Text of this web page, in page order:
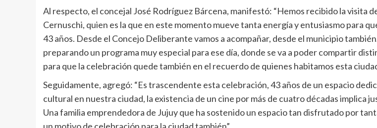
Al respecto, el concejal José Rodríguez Bárcena, manifestó: “Hemos recibido la visita
Cernuschi, quien es la que en este momento mueve tanta energía y entusiasmo para
43 años. Desde el Concejo Deliberante vamos a acompañar, desde el municipio
preparando un programa muy especial para ese día, donde se va a poder compartir
para que la celebración quede también en el recuerdo de quienes habitamos esta
Seguidamente, agregó: “Es trascendente esta celebración, 43 años de un espacio
cultural en nuestra ciudad, la existencia de un cine por más de cuatro décadas implica
Una familia emprendedora de Jujuy que ha sostenido un espacio tan disfrutado por